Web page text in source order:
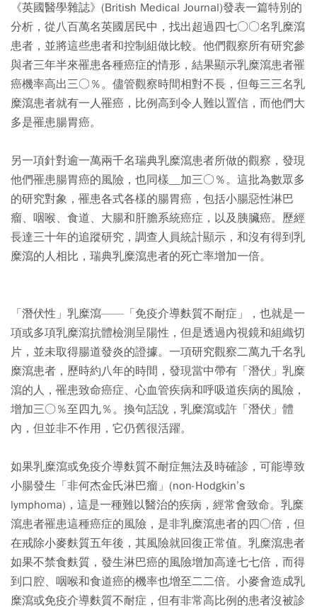
《英國醫學雜誌》(British Medical Journal)發表一篇特別的
分析，從八百萬名英國居民中，找出超過四七○○名乳糜瀉
患者，並將這些患者和控制組做比較。他們觀察所有研究參
與者三年半來罹患各種癌症的情形，結果顯示乳糜瀉患者罹
癌機率高出三○％。儘管觀察時間相對不長，但每三三名乳
糜瀉患者就有一人罹癌，比例高到令人難以置信，而他們大
多是罹患腸胃癌。
另一項針對逾一萬兩千名瑞典乳糜瀉患者所做的觀察，發現
他們罹患腸胃癌的風險，也同樣__加三○％。這批為數眾多
的研究對象，罹患各式各樣的腸胃癌，包括小腸惡性淋巴
瘤、咽喉、食道、大腸和肝膽系統癌症，以及胰臟癌。歷經
長達三十年的追蹤研究，調查人員統計顯示，和沒有得到乳
糜瀉的人相比，瑞典乳糜瀉患者的死亡率增加一倍。
「潛伏性」乳糜瀉——「免疫介導麩質不耐症」，也就是一
項或多項乳糜瀉抗體檢測呈陽性，但是透過內視鏡和組織切
片，並未取得腸道發炎的證據。一項研究觀察二萬九千名乳
糜瀉患者，歷時約八年的時間，發現當中帶有「潛伏」乳糜
瀉的人，罹患致命癌症、心血管疾病和呼吸道疾病的風險，
增加三○％至四九％。換句話說，乳糜瀉或許「潛伏」體
內，但並非不作用，它仍舊很活躍。
如果乳糜瀉或免疫介導麩質不耐症無法及時確診，可能導致
小腸發生「非何杰金氏淋巴瘤」(non-Hodgkin’s
lymphoma)，這是一種難以醫治的疾病，經常會致命。乳糜
瀉患者罹患這種癌症的風險，是非乳糜瀉患者的四○倍，但
在戒除小麥麩質五年後，其風險就回復正常值。乳糜瀉患者
如果不禁食麩質，發生淋巴癌的風險增加高達七七倍，而得
到口腔、咽喉和食道癌的機率也增至二二倍。小麥會造成乳
糜瀉或免疫介導麩質不耐症，但有非常高比例的患者沒被診